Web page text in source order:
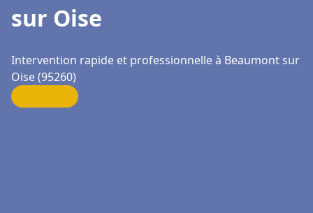
sur Oise
Intervention rapide et professionnelle à Beaumont sur
Oise (95260)